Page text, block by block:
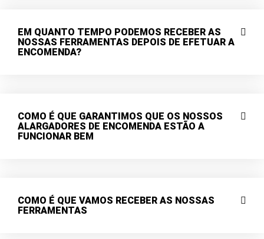
EM QUANTO TEMPO PODEMOS RECEBER AS
NOSSAS FERRAMENTAS DEPOIS DE EFETUAR A
ENCOMENDA?
COMO É QUE GARANTIMOS QUE OS NOSSOS
ALARGADORES DE ENCOMENDA ESTÃO A
FUNCIONAR BEM
COMO É QUE VAMOS RECEBER AS NOSSAS
FERRAMENTAS